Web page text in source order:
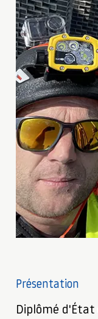
Présentation
Diplômé d'État